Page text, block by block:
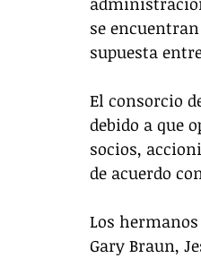
se
supuesta
El consorcio
debido a que
socios,
de acuerdo
Los
Gary Braun,